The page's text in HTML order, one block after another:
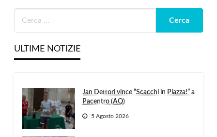
ULTIME NOTIZIE
Jan Dettori vince “Scacchi in Piazza!” a
Pacentro (AQ)
5 Agosto 2026